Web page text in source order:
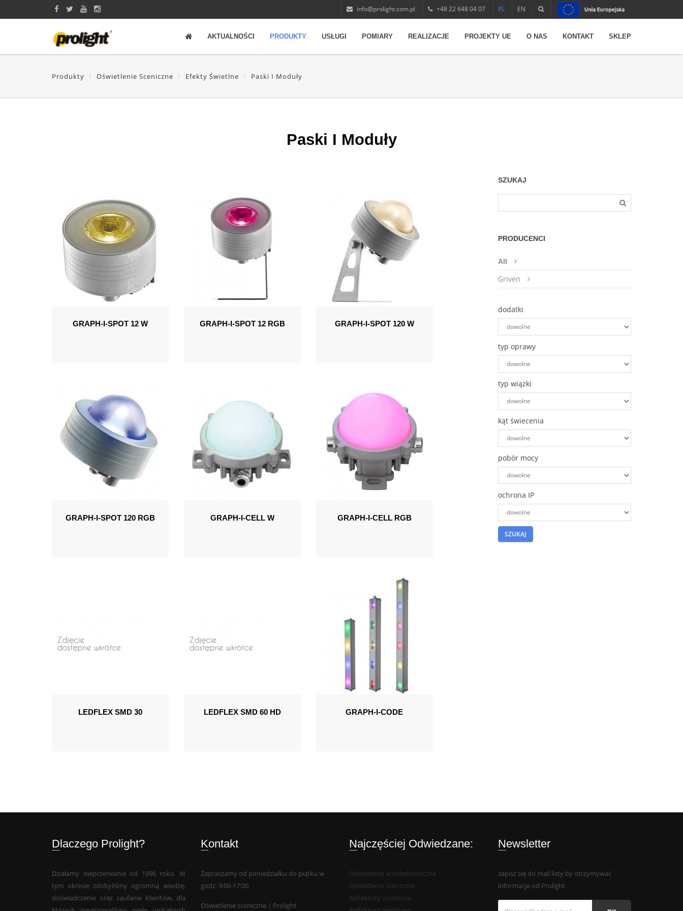
info@prolight.com.pl +48 22 648 04 07 PL EN
AKTUALNOŚCI PRODUKTY USŁUGI POMIARY REALIZACJE PROJEKTY UE O NAS KONTAKT SKLEP
Produkty Oświetlenie Sceniczne Efekty Świetlne Paski I Moduły
Paski I Moduły
GRAPH-I-SPOT 12 W GRAPH-I-SPOT 12 RGB GRAPH-I-SPOT 120 W
GRAPH-I-SPOT 120 RGB GRAPH-I-CELL W GRAPH-I-CELL RGB
LEDFLEX SMD 30 LEDFLEX SMD 60 HD GRAPH-I-CODE
SZUKAJ
PRODUCENCI
All
Griven
dodatki
typ oprawy
typ wiązki
kąt świecenia
pobór mocy
ochrona IP
Dlaczego Prolight?
Działamy nieprzerwanie od 1996 roku. W
tym okresie zdobyliśmy ogromną wiedzę,
doświadczenie oraz zaufanie klientów, dla
Kontakt
Zapraszamy od poniedziałku do piątku w
godz. 9:00-17:00
Oświetlenie sceniczne | Prolight
Najczęściej Odwiedzane:
Oświetlenie architektoniczne
Oświetlenie sceniczne
Reflektory sceniczne
Newsletter
zapisz się do mail listy by otrzymywać
informacje od Prolight